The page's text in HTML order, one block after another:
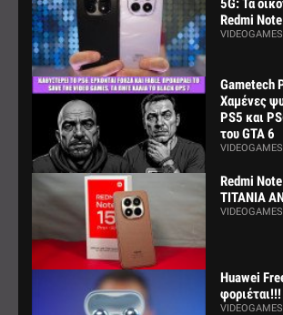
5G: Τα
Redmi Note
VIDEOGAMES
Gametech
Χαμένες
PS5 και
του GTA 6
VIDEOGAMES
Redmi
ΤΙΤΑΝΙΑ
VIDEOGAMES
Huawei
φοριέται!!!
VIDEOGAMES